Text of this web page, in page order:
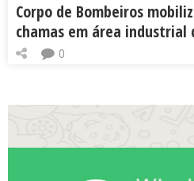
Corpo de Bombeiros
chamas em área
0